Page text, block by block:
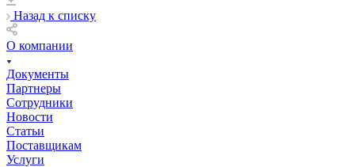
Назад к списку
О компании
Документы
Партнеры
Сотрудники
Новости
Статьи
Поставщикам
Услуги